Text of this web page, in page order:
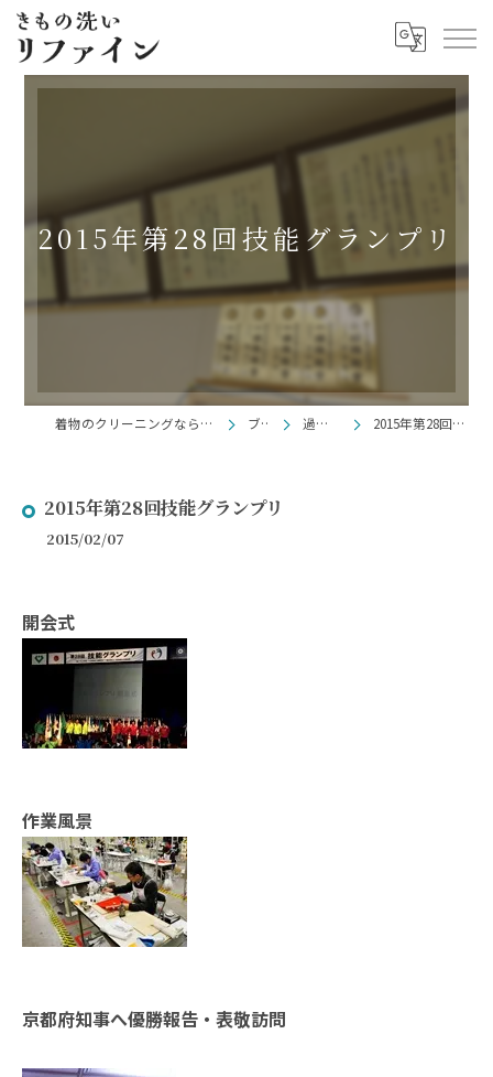
2015年第28回技能グランプリ
着物のクリーニングならきもの洗い リファイン ブログ 過去ブログ 2015年第28回技能グランプリ
2015年第28回技能グランプリ
2015/02/07
開会式
作業風景
京都府知事へ優勝報告・表敬訪問